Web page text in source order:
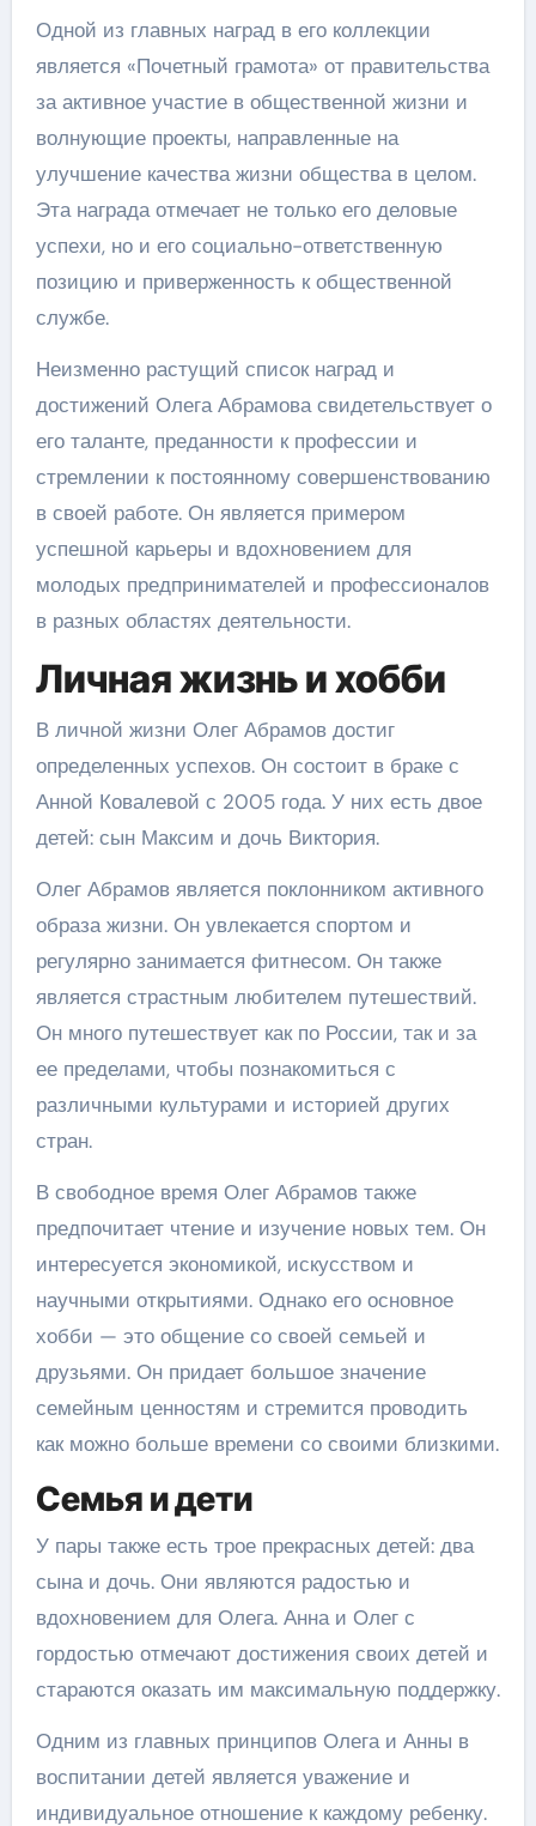
Одной из главных наград в его коллекции
является «Почетный грамота» от правительства
за активное участие в общественной жизни и
волнующие проекты, направленные на
улучшение качества жизни общества в целом.
Эта награда отмечает не только его деловые
успехи, но и его социально-ответственную
позицию и приверженность к общественной
службе.
Неизменно растущий список наград и
достижений Олега Абрамова свидетельствует о
его таланте, преданности к профессии и
стремлении к постоянному совершенствованию
в своей работе. Он является примером
успешной карьеры и вдохновением для
молодых предпринимателей и профессионалов
в разных областях деятельности.
Личная жизнь и хобби
В личной жизни Олег Абрамов достиг
определенных успехов. Он состоит в браке с
Анной Ковалевой с 2005 года. У них есть двое
детей: сын Максим и дочь Виктория.
Олег Абрамов является поклонником активного
образа жизни. Он увлекается спортом и
регулярно занимается фитнесом. Он также
является страстным любителем путешествий.
Он много путешествует как по России, так и за
ее пределами, чтобы познакомиться с
различными культурами и историей других
стран.
В свободное время Олег Абрамов также
предпочитает чтение и изучение новых тем. Он
интересуется экономикой, искусством и
научными открытиями. Однако его основное
хобби — это общение со своей семьей и
друзьями. Он придает большое значение
семейным ценностям и стремится проводить
как можно больше времени со своими близкими.
Семья и дети
У пары также есть трое прекрасных детей: два
сына и дочь. Они являются радостью и
вдохновением для Олега. Анна и Олег с
гордостью отмечают достижения своих детей и
стараются оказать им максимальную поддержку.
Одним из главных принципов Олега и Анны в
воспитании детей является уважение и
индивидуальное отношение к каждому ребенку.